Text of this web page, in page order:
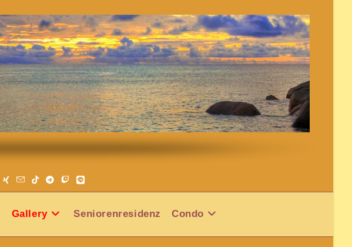
Gallery Seniorenresidenz Condo